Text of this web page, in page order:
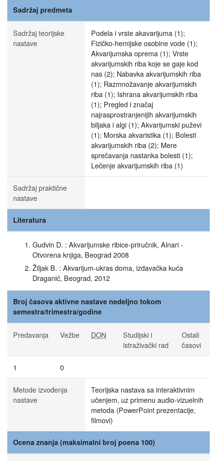
Sadržaj predmeta
Sadržaj teorijske
nastave
Podela i vrste akavarijuma (1);
Fizičko-hemijske osobine vode (1);
Akvarijumska oprema (1); Vrste
akvarijumskih riba koje se gaje kod
nas (2); Nabavka akvarijumskih riba
(1); Razmnožavanje akvarijumskih
riba (1); Ishrana akvarijumskih riba
(1); Pregled i značaj
najrasprostranjenijih akvarijumskih
biljaka i algi (1); Akvarijumski puževi
(1); Morska akvaristika (1); Bolesti
akvarijumskih riba (2); Mere
sprečavanja nastanka bolesti (1);
Lečenje akvarijumskih riba (1)
Sadržaj praktične
nastave
Literatura
Gudvin D. : Akvarijumske ribice-priručnik, Alnari -
Otvorena knjiga, Beograd 2008
Žiljak B. : Akvarijum-ukras doma, izdavačka kuća
Draganić, Beograd, 2012
Broj časova aktivne nastave nedeljno tokom
semestra/trimestra/godine
Predavanja Vežbe DON
Studijski i
istraživački rad
Ostali
časovi
1 0
Metode izvođenja
nastave
Teorijska nastava sa interaktivnim
učenjem, uz primenu audio-vizuelnih
metoda (PowerPoint prezentacije,
filmovi)
Ocena znanja (maksimalni broj poena 100)